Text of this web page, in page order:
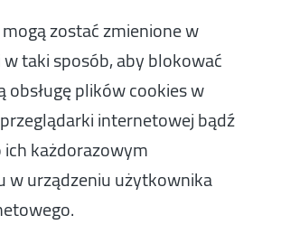
zostać zmienione w
taki sposób, aby blokować
plików cookies w
internetowej bądź
każdorazowym
w urządzeniu użytkownika